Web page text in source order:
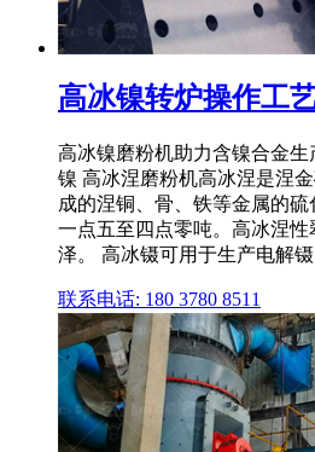
高冰镍转炉操作工
高冰镍磨粉机助力含镍合金生
镍 高冰涅磨粉机高冰涅是涅
成的涅铜、骨、铁等金属的
一点五至四点零吨。高冰涅
泽。 高冰镊可用于生产电解
联系电话: 180 3780 8511